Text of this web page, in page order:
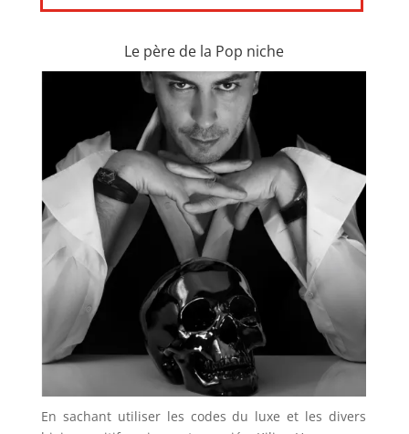
Le père de la Pop niche
En sachant utiliser les codes du luxe et les divers